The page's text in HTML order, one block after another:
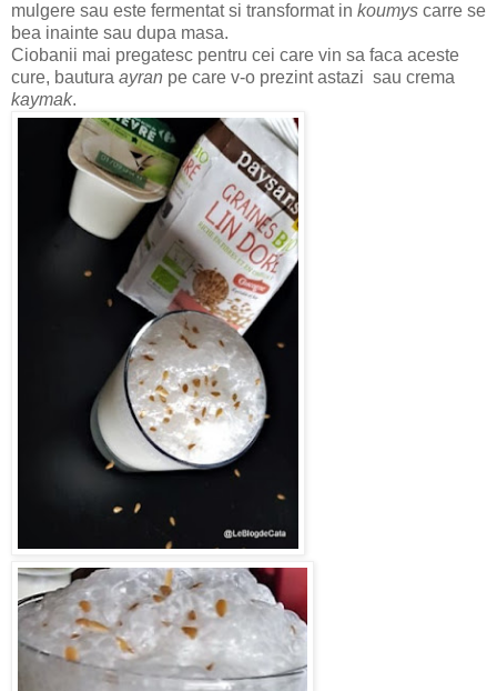
mulgere sau este fermentat si transformat in koumys carre se
bea inainte sau dupa masa.
Ciobanii mai pregatesc pentru cei care vin sa faca aceste
cure, bautura ayran pe care v-o prezint astazi sau crema
kaymak.